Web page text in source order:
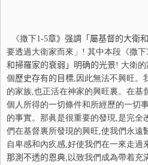
《撒下1-5章》强調「屬基督的大衛
要透過大衛家而來」! 其中本段《撒下
和掃羅家的衰弱」明确的光景! 大衛
個 歷史存有的目標,因此無法不興旺。
的家族,也正活在神家的興旺裏。在基
個人所得的一切條件和所經歷的一切
的事實。那眞是很重要的發現,是完全
們在基督裏所發現的興旺,使我們永遠
自卑感和內疚感,好使我們在一來走過
那測不透的恩典,以致我們成為帶着充